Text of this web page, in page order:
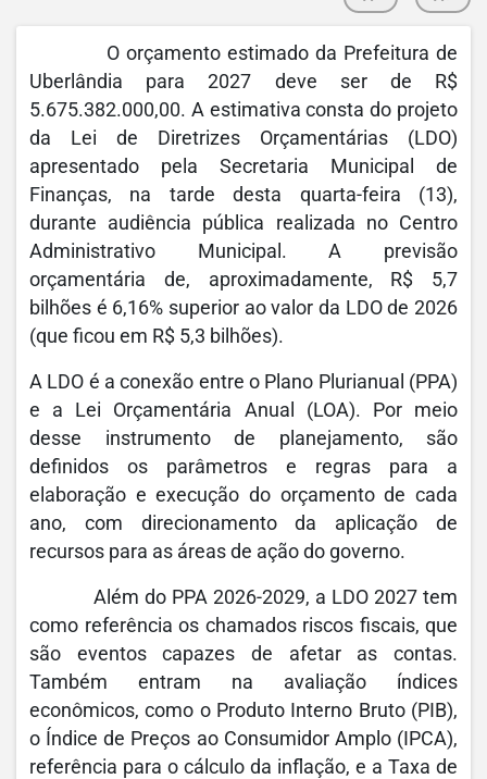
O orçamento estimado da Prefeitura de
Uberlândia para 2027 deve ser de R$
5.675.382.000,00. A estimativa consta do projeto
da Lei de Diretrizes Orçamentárias (LDO)
apresentado pela Secretaria Municipal de
Finanças, na tarde desta quarta-feira (13),
durante audiência pública realizada no Centro
Administrativo Municipal. A previsão
orçamentária de, aproximadamente, R$ 5,7
bilhões é 6,16% superior ao valor da LDO de 2026
(que ficou em R$ 5,3 bilhões).
A LDO é a conexão entre o Plano Plurianual (PPA)
e a Lei Orçamentária Anual (LOA). Por meio
desse instrumento de planejamento, são
definidos os parâmetros e regras para a
elaboração e execução do orçamento de cada
ano, com direcionamento da aplicação de
recursos para as áreas de ação do governo.
Além do PPA 2026-2029, a LDO 2027 tem
como referência os chamados riscos fiscais, que
são eventos capazes de afetar as contas.
Também entram na avaliação índices
econômicos, como o Produto Interno Bruto (PIB),
o Índice de Preços ao Consumidor Amplo (IPCA),
referência para o cálculo da inflação, e a Taxa de